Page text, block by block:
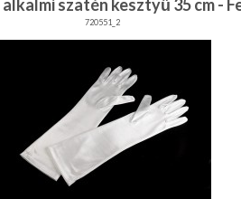
alkalmi szatén kesztyű 35 cm -
720551_2